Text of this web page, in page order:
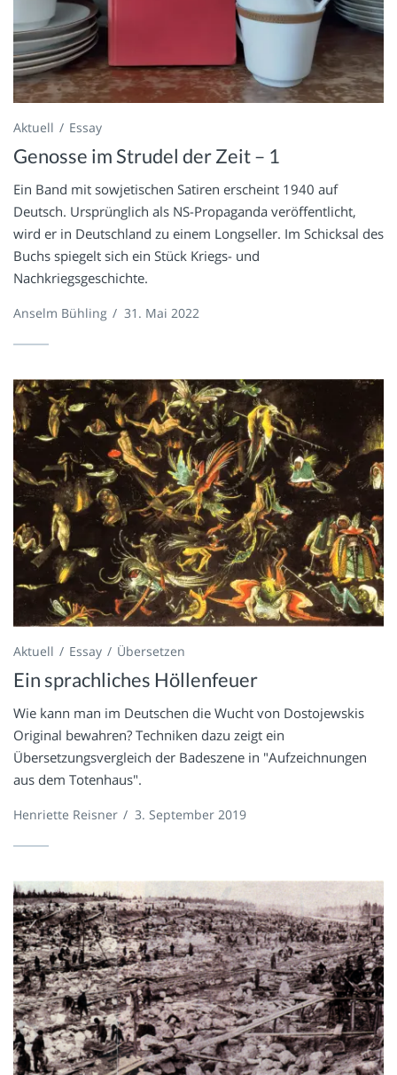
Aktuell Essay
Genosse im Strudel der Zeit – 1
Ein Band mit sowjetischen Satiren erscheint 1940 auf
Deutsch. Ursprünglich als NS-Propaganda veröffentlicht,
wird er in Deutschland zu einem Longseller. Im Schicksal des
Buchs spiegelt sich ein Stück Kriegs- und
Nachkriegsgeschichte.
Anselm Bühling / 31. Mai 2022
Aktuell Essay Übersetzen
Ein sprachliches Höllenfeuer
Wie kann man im Deutschen die Wucht von Dostojewskis
Original bewahren? Techniken dazu zeigt ein
Übersetzungsvergleich der Badeszene in "Aufzeichnungen
aus dem Totenhaus".
Henriette Reisner / 3. September 2019